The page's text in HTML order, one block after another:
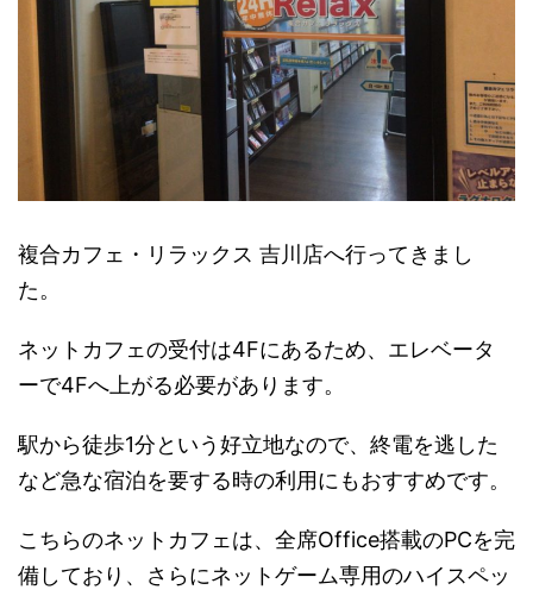
複合カフェ・リラックス 吉川店へ行ってきまし
た。
ネットカフェの受付は4Fにあるため、エレベータ
ーで4Fへ上がる必要があります。
駅から徒歩1分という好立地なので、終電を逃した
など急な宿泊を要する時の利用にもおすすめです。
こちらのネットカフェは、全席Office搭載のPCを完
備しており、さらにネットゲーム専用のハイスペッ